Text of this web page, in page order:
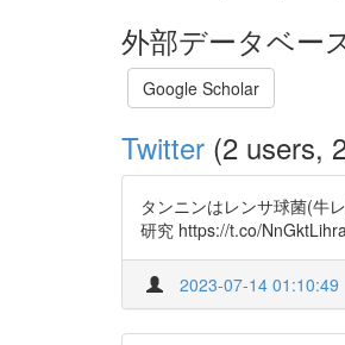
外部データベー
Google Scholar
Twitter (2 users,
タンニンはレンサ球菌(牛
研究 https://t.co/
2023-07-14 01:10:49